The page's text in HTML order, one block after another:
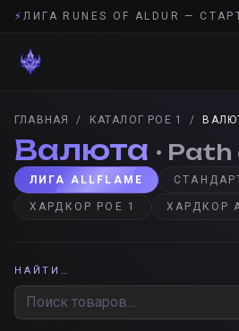
⚡
ГЛАВНАЯ / КАТАЛОГ POE 1 /
Валюта · Path
ЛИГА ALLFLAME
ХАРДКОР POE 1 ХАРДКОР
НАЙТИ…